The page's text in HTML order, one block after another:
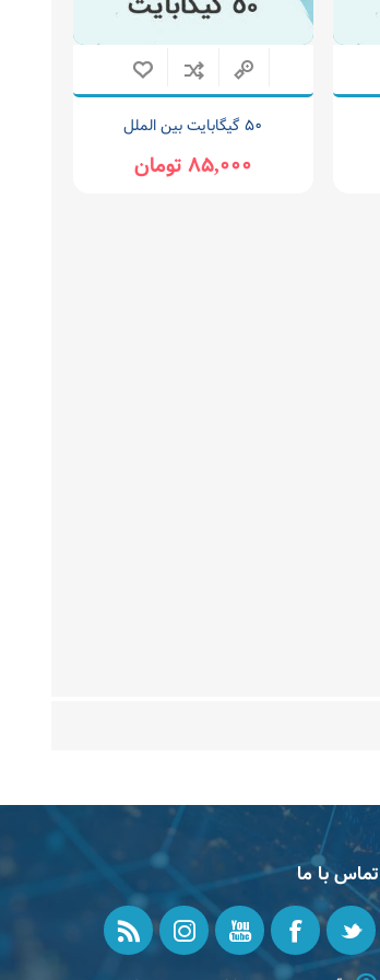
۵۰ گیگابایت بین الملل
85,000 تومان
تماس با ما